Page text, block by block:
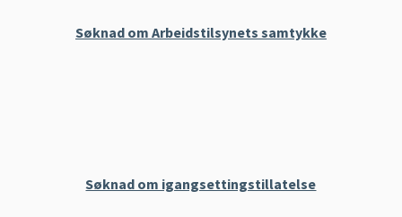
Søknad om Arbeidstilsynets samtykke
Søknad om igangsettingstillatelse